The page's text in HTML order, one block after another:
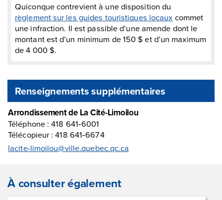
Quiconque contrevient à une disposition du
règlement sur les guides touristiques locaux commet
une infraction. Il est passible d’une amende dont le
montant est d’un minimum de 150 $ et d’un maximum
de 4 000 $.
Renseignements supplémentaires
Arrondissement de La Cité-Limoilou
Téléphone : 418 641‑6001
Télécopieur : 418 641‑6674
lacite-limoilou@ville.quebec.qc.ca
À consulter également